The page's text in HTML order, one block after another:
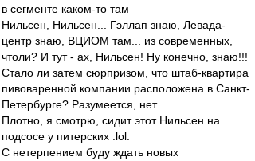
в сегменте каком-то там
Нильсен, Нильсен... Гэллап знаю, Левада-
центр знаю, ВЦИОМ там... из современных,
чтоли? И тут - ах, Нильсен! Ну конечно, знаю!!!
Стало ли затем сюрпризом, что штаб-квартира
пивоваренной компании расположена в Санкт-
Петербурге? Разумеется, нет
Плотно, я смотрю, сидит этот Нильсен на
подсосе у питерских :lol:
С нетерпением буду ждать новых